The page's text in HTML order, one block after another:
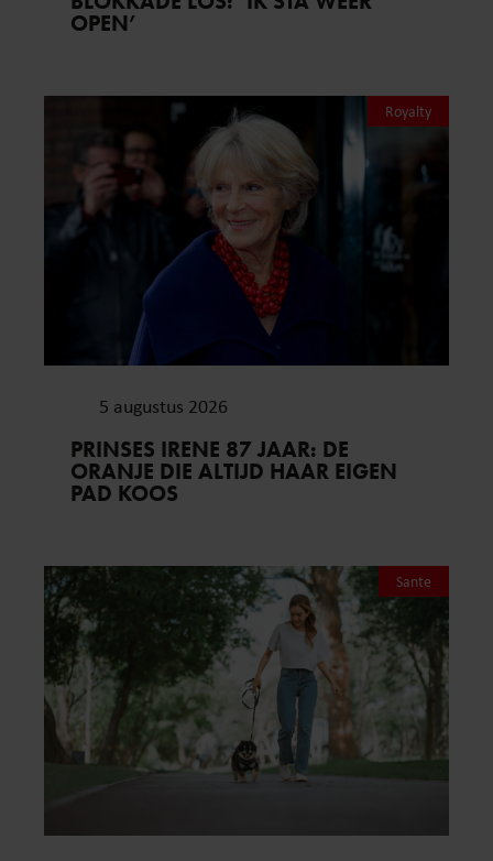
OPEN’
Royalty
5 augustus 2026
PRINSES IRENE 87 JAAR: DE
ORANJE DIE ALTIJD HAAR EIGEN
PAD KOOS
Sante